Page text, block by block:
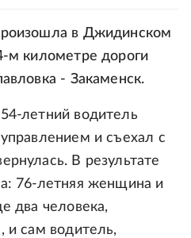
в Джидинском
м километре дороги
- Закаменск.
летний водитель
и съехал с
В результате
76-летняя женщина и
два человека,
и сам водитель,